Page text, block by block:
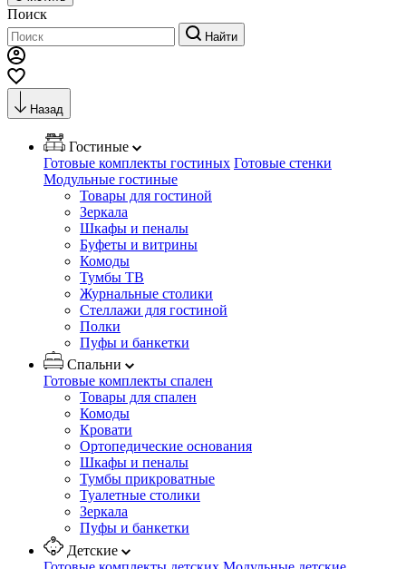
Поиск
Найти
Назад
Гостиные
Готовые комплекты гостиных Готовые стенки
Модульные гостиные
Товары для гостиной
Зеркала
Шкафы и пеналы
Буфеты и витрины
Комоды
Тумбы ТВ
Журнальные столики
Стеллажи для гостиной
Полки
Пуфы и банкетки
Спальни
Готовые комплекты спален
Товары для спален
Комоды
Кровати
Ортопедические основания
Шкафы и пеналы
Тумбы прикроватные
Туалетные столики
Зеркала
Пуфы и банкетки
Детские